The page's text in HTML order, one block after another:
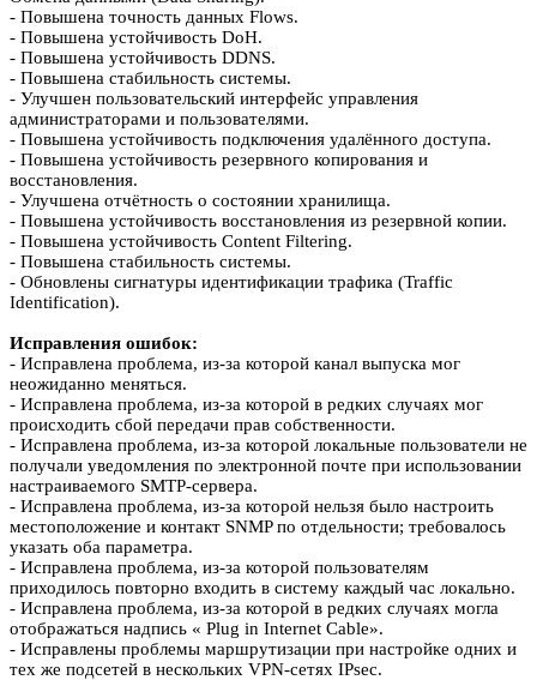
- Повышена точность данных Flows.
- Повышена устойчивость DoH.
- Повышена устойчивость DDNS.
- Повышена стабильность системы.
- Улучшен пользовательский интерфейс управления
администраторами и пользователями.
- Повышена устойчивость подключения удалённого доступа.
- Повышена устойчивость резервного копирования и
восстановления.
- Улучшена отчётность о состоянии хранилища.
- Повышена устойчивость восстановления из резервной копии.
- Повышена устойчивость Content Filtering.
- Повышена стабильность системы.
- Обновлены сигнатуры идентификации трафика (Traffic
Identification).
Исправления ошибок:
- Исправлена проблема, из-за которой канал выпуска мог
неожиданно меняться.
- Исправлена проблема, из-за которой в редких случаях мог
происходить сбой передачи прав собственности.
- Исправлена проблема, из-за которой локальные пользователи не
получали уведомления по электронной почте при использовании
настраиваемого SMTP-сервера.
- Исправлена проблема, из-за которой нельзя было настроить
местоположение и контакт SNMP по отдельности; требовалось
указать оба параметра.
- Исправлена проблема, из-за которой пользователям
приходилось повторно входить в систему каждый час локально.
- Исправлена проблема, из-за которой в редких случаях могла
отображаться надпись « Plug in Internet Cable».
- Исправлены проблемы маршрутизации при настройке одних и
тех же подсетей в нескольких VPN-сетях IPsec.